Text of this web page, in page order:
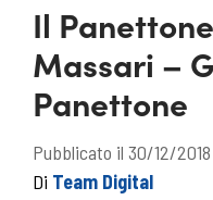
Il
Massari –
Panettone
Pubblicato il 30/12/2018
Di Team Digital